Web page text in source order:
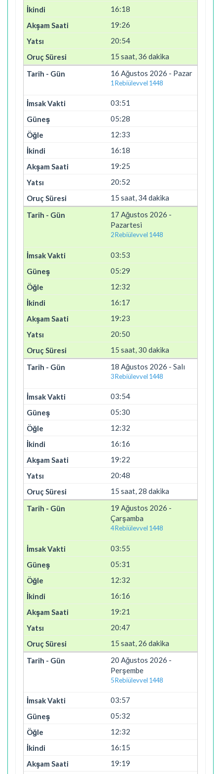
16:18
19:26
20:54
15 saat, 36 dakika
16 Ağustos 2026 - Pazar
1 Rebiülevvel 1448
03:51
05:28
12:33
16:18
19:25
20:52
15 saat, 34 dakika
17 Ağustos 2026 -
Pazartesi
2 Rebiülevvel 1448
03:53
05:29
12:32
16:17
19:23
20:50
15 saat, 30 dakika
18 Ağustos 2026 - Salı
3 Rebiülevvel 1448
03:54
05:30
12:32
16:16
19:22
20:48
15 saat, 28 dakika
19 Ağustos 2026 -
Çarşamba
4 Rebiülevvel 1448
03:55
05:31
12:32
16:16
19:21
20:47
15 saat, 26 dakika
20 Ağustos 2026 -
Perşembe
5 Rebiülevvel 1448
03:57
05:32
12:32
16:15
19:19